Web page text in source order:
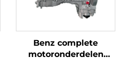
Benz complete
motoronderdelen